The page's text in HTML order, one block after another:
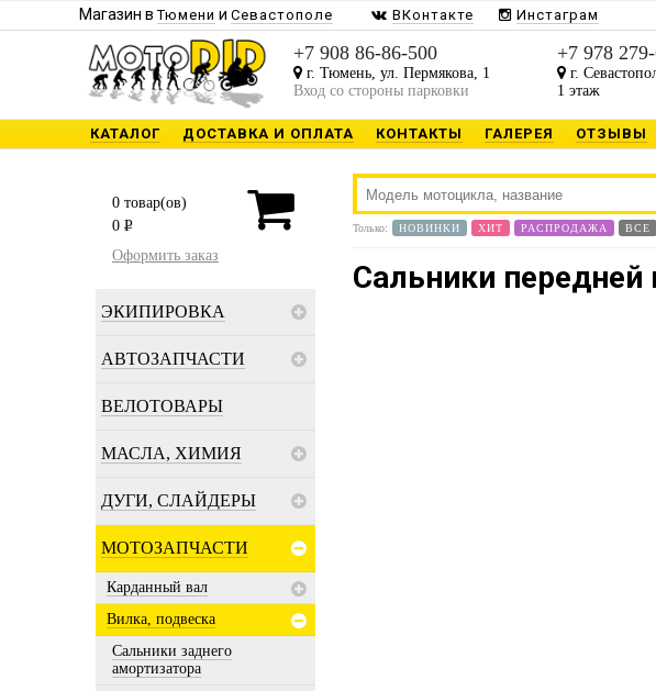
Магазин вТюмени и Севастополе ВКонтакте Инстаграм
+7 908 86-86-500
г. Тюмень, ул. Пермякова, 1
Вход со стороны парковки
+7 978
г.
1 этаж
КАТАЛОГ ДОСТАВКА И ОПЛАТА КОНТАКТЫ ГАЛЕРЕЯ ОТЗЫВЫ
0 товар(ов)
0 P
Оформить заказ
ЭКИПИРОВКА
АВТОЗАПЧАСТИ
ВЕЛОТОВАРЫ
МАСЛА, ХИМИЯ
ДУГИ, СЛАЙДЕРЫ
МОТОЗАПЧАСТИ
Карданный вал
Вилка, подвеска
Сальники заднего
амортизатора
Только: НОВИНКИ ХИТ РАСПРОДАЖА ВСЕ
Сальники передней